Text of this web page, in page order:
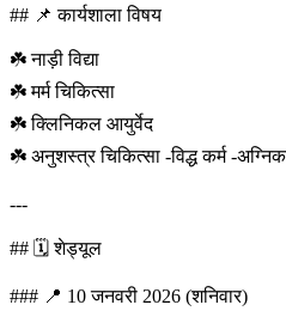
## 📌 कार्यशाला विषय
☘️ नाड़ी विद्या
☘️ मर्म चिकित्सा
☘️ क्लिनिकल आयुर्वेद
☘️ अनुशस्त्र चिकित्सा -विद्ध कर्म -
---
## 🗓️ शेड्यूल
### 📍 10 जनवरी 2026 (शनिवार)